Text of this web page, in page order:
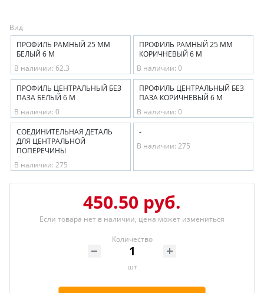
Вид
ПРОФИЛЬ РАМНЫЙ 25 ММ
БЕЛЫЙ 6 М
В наличии: 62.3
ПРОФИЛЬ РАМНЫЙ 25 ММ
КОРИЧНЕВЫЙ 6 М
В наличии: 0
ПРОФИЛЬ ЦЕНТРАЛЬНЫЙ БЕЗ
ПАЗА БЕЛЫЙ 6 М
В наличии: 0
ПРОФИЛЬ ЦЕНТРАЛЬНЫЙ БЕЗ
ПАЗА КОРИЧНЕВЫЙ 6 М
В наличии: 0
СОЕДИНИТЕЛЬНАЯ ДЕТАЛЬ
ДЛЯ ЦЕНТРАЛЬНОЙ
ПОПЕРЕЧИНЫ
В наличии: 275
-
В наличии: 275
450.50 руб.
Если товара нет в наличии, цена может измениться
Количество
шт